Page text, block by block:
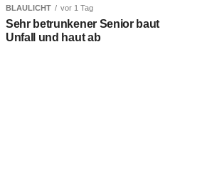
BLAULICHT vor 1 Tag
Sehr betrunkener Senior baut
Unfall und haut ab